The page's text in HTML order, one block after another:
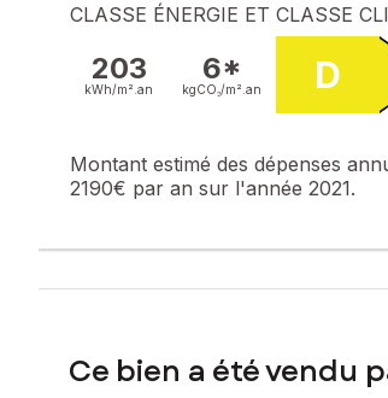
CLASSE ÉNERGIE ET CLASSE
203
kWh/m². an
6*
kgCO₂/m². an D
Montant estimé des dépenses
2190€ par an sur l'année 2021.
Ce bien a été vendu